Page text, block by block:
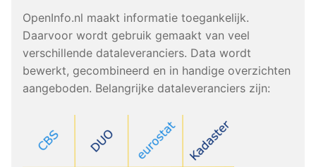
OpenInfo.nl maakt informatie toegankelijk.
Daarvoor wordt gebruik gemaakt van veel
verschillende dataleveranciers. Data wordt
bewerkt, gecombineerd en in handige overzichten
aangeboden. Belangrijke dataleveranciers zijn: